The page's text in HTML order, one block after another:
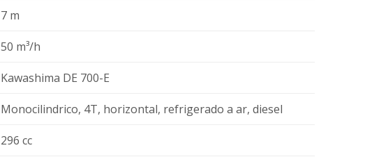
7 m
50 m³/h
Kawashima DE 700-E
Monocilindrico, 4T, horizontal, refrigerado a ar, diesel
296 cc